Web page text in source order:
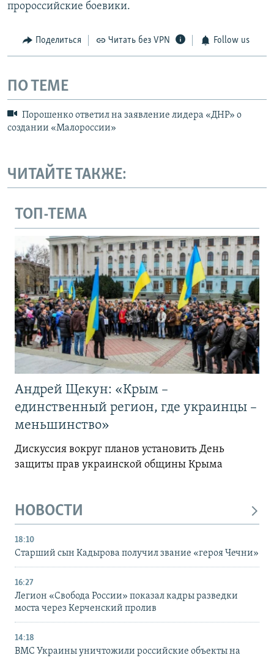
пророссийские боевики.
Поделиться Читать без VPN Follow us
ПО ТЕМЕ
Порошенко ответил на заявление лидера «ДНР» о
создании «Малороссии»
ЧИТАЙТЕ ТАКЖЕ:
ТОП-ТЕМА
Андрей Щекун: «Крым –
единственный регион, где украинцы –
меньшинство»
Дискуссия вокруг планов установить День
защиты прав украинской общины Крыма
НОВОСТИ
18:10
Старший сын Кадырова получил звание «героя Чечни»
16:27
Легион «Свобода России» показал кадры разведки
моста через Керченский пролив
14:18
ВМС Украины уничтожили российские объекты на